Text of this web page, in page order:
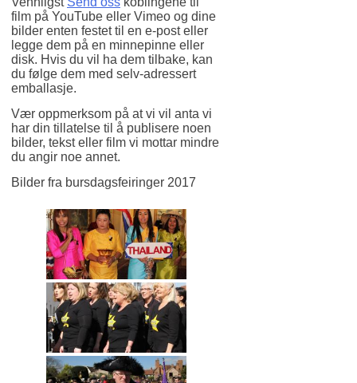
film på YouTube eller Vimeo og dine
bilder enten festet til en e-post eller
legge dem på en minnepinne eller
disk. Hvis du vil ha dem tilbake, kan
du følge dem med selv-adressert
emballasje.
Vær oppmerksom på at vi vil anta vi
har din tillatelse til å publisere noen
bilder, tekst eller film vi mottar mindre
du angir noe annet.
Bilder fra bursdagsfeiringer 2017